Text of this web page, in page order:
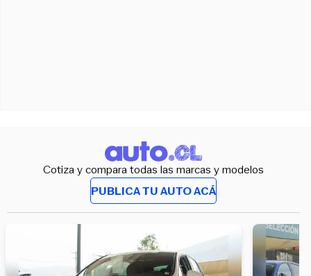
Cotiza y compara todas las marcas y modelos
PUBLICA TU AUTO ACÁ